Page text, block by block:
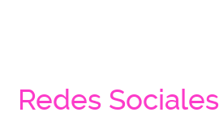
Redes Sociales